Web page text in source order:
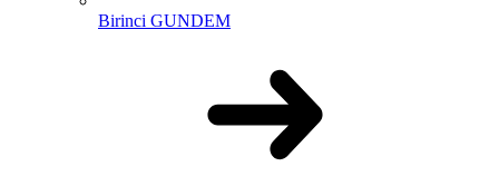
Birinci GUNDEM